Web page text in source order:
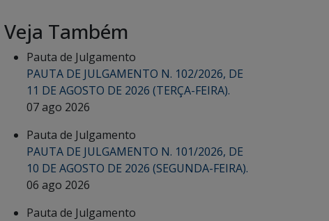
Veja Também
Pauta de Julgamento
PAUTA DE JULGAMENTO N. 102/2026, DE
11 DE AGOSTO DE 2026 (TERÇA-FEIRA).
07 ago 2026
Pauta de Julgamento
PAUTA DE JULGAMENTO N. 101/2026, DE
10 DE AGOSTO DE 2026 (SEGUNDA-FEIRA).
06 ago 2026
Pauta de Julgamento